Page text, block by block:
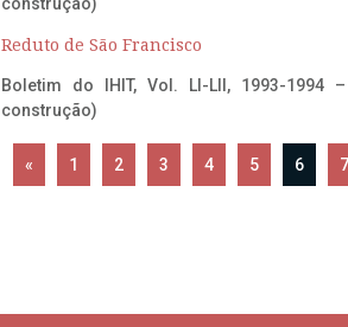
Reduto de São Francisco
Boletim do IHIT, Vol. LI-LII, 1993-1994 –
construção)
« 1 2 3 4 5 6 7